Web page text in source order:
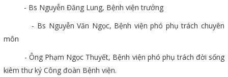
- Bs Nguyễn Đăng Lung, Bệnh viện trưởng
- Bs Nguyễn Văn Ngọc, Bệnh viện phó phụ trách chuyên
môn
- Ông Phạm Ngọc Thuyết, Bệnh viện phó phụ trách đời sống
kiêm thư ký Công đoàn Bệnh viện.